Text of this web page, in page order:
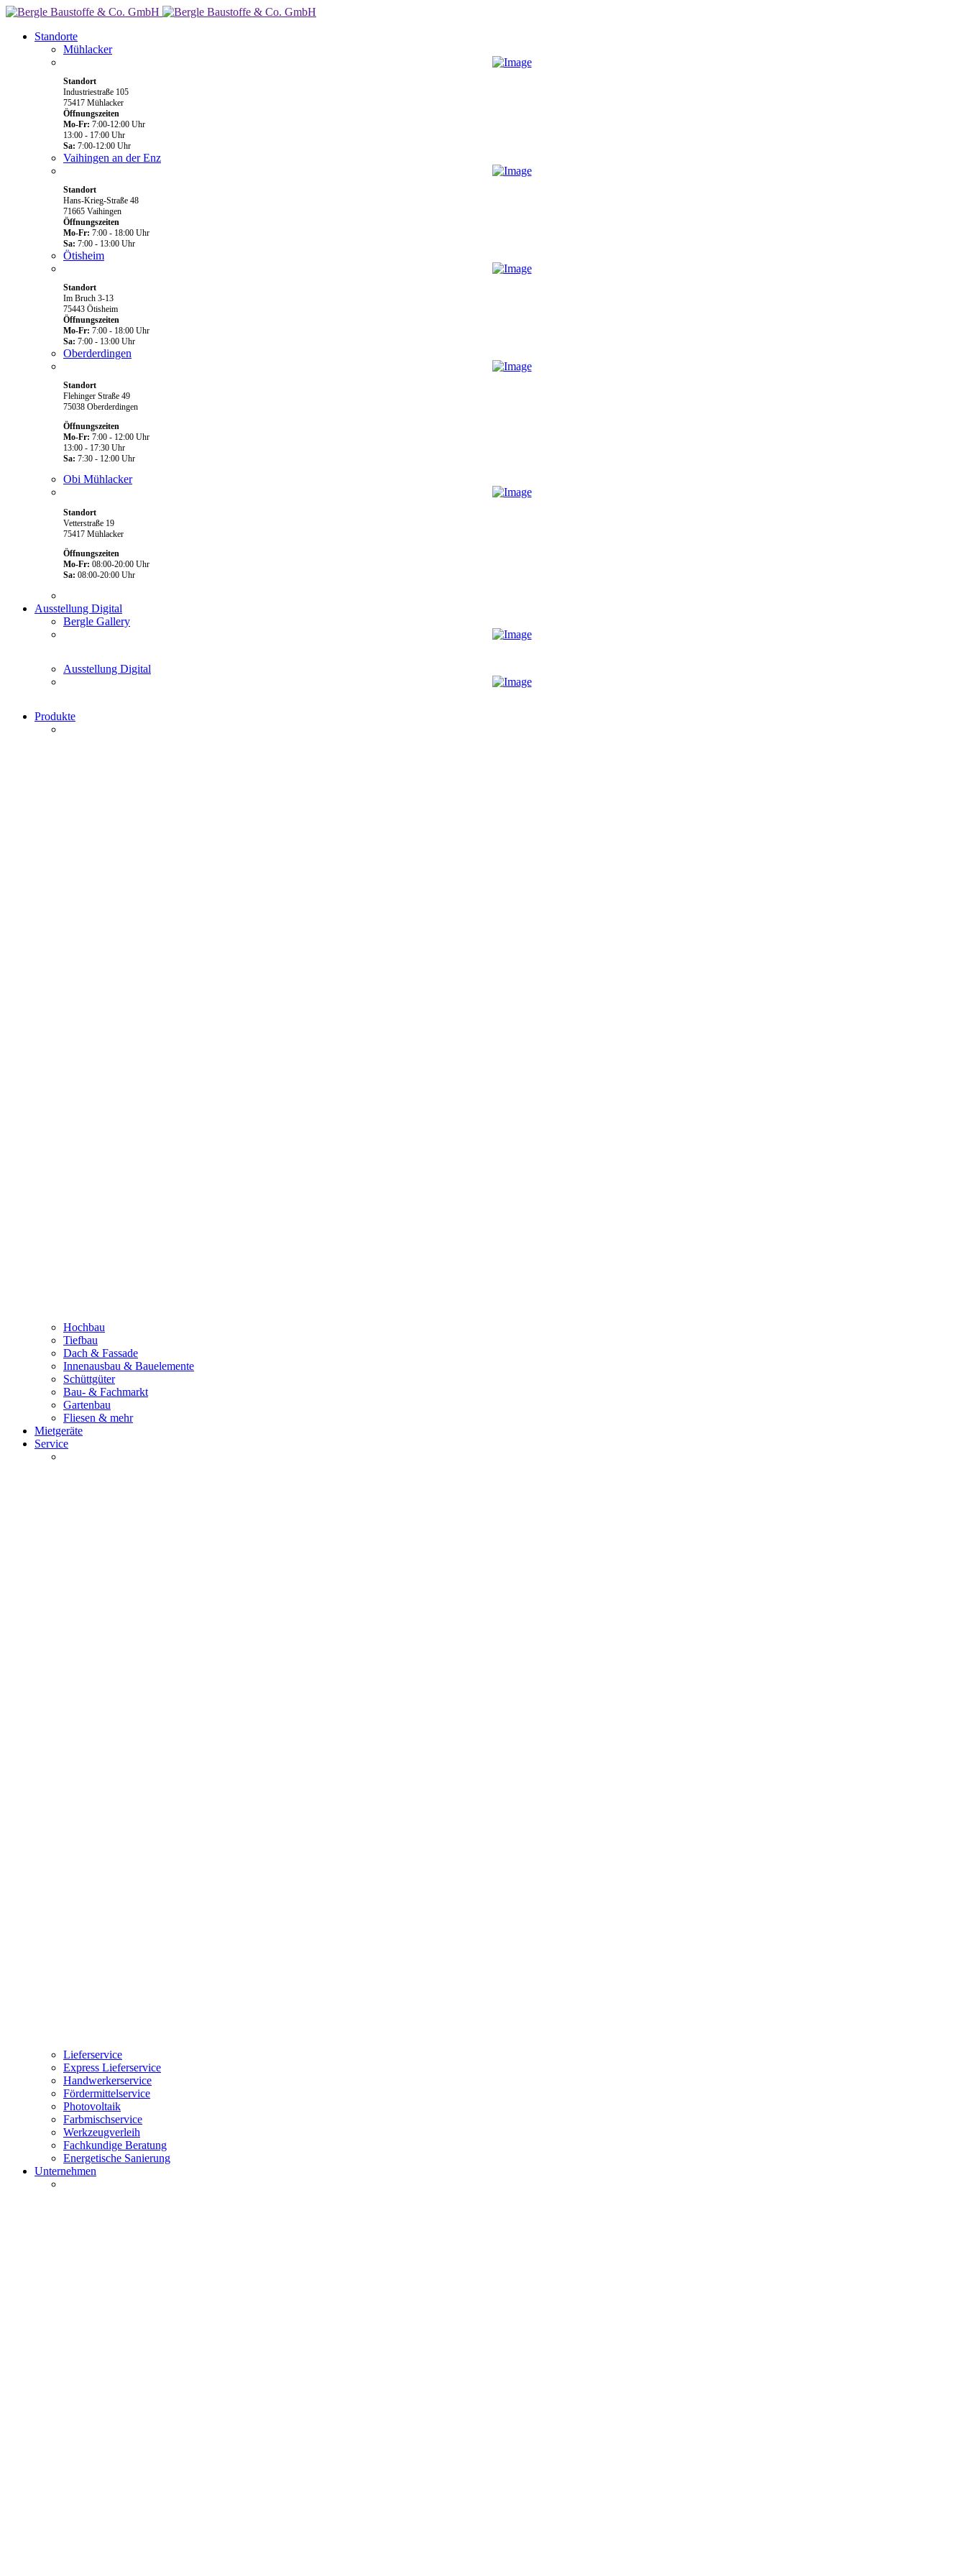
Standorte
Mühlacker
Standort
Industriestraße 105
75417 Mühlacker
Öffnungszeiten
Mo-Fr: 7:00-12:00 Uhr
13:00 - 17:00 Uhr
Sa: 7:00-12:00 Uhr
Vaihingen an der Enz
Standort
Hans-Krieg-Straße 48
71665 Vaihingen
Öffnungszeiten
Mo-Fr: 7:00 - 18:00 Uhr
Sa: 7:00 - 13:00 Uhr
Ötisheim
Standort
Im Bruch 3-13
75443 Ötisheim
Öffnungszeiten
Mo-Fr: 7:00 - 18:00 Uhr
Sa: 7:00 - 13:00 Uhr
Oberderdingen
Standort
Flehinger Straße 49
75038 Oberderdingen
Öffnungszeiten
Mo-Fr: 7:00 - 12:00 Uhr
13:00 - 17:30 Uhr
Sa: 7:30 - 12:00 Uhr
Obi Mühlacker
Standort
Vetterstraße 19
75417 Mühlacker
Öffnungszeiten
Mo-Fr: 08:00-20:00 Uhr
Sa: 08:00-20:00 Uhr
Ausstellung Digital
Bergle Gallery
Ausstellung Digital
Produkte
Hochbau
Tiefbau
Dach & Fassade
Innenausbau & Bauelemente
Schüttgüter
Bau- & Fachmarkt
Gartenbau
Fliesen & mehr
Mietgeräte
Service
Lieferservice
Express Lieferservice
Handwerkerservice
Fördermittelservice
Photovoltaik
Farbmischservice
Werkzeugverleih
Fachkundige Beratung
Energetische Sanierung
Unternehmen